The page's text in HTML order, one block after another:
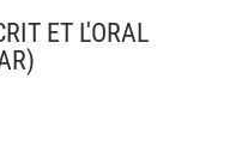
ET L'ORAL